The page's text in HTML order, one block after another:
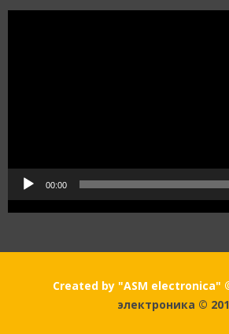
00:00
Created by "ASM electronica"
электроника ©